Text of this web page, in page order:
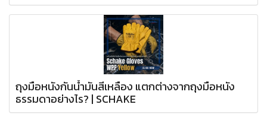
ถุงมือหนังกันน้ำมันสีเหลือง แตกต่างจากถุงมือหนัง
ธรรมดาอย่างไร? | SCHAKE